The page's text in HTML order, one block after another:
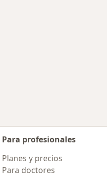
Para profesionales
Planes y precios
Para doctores